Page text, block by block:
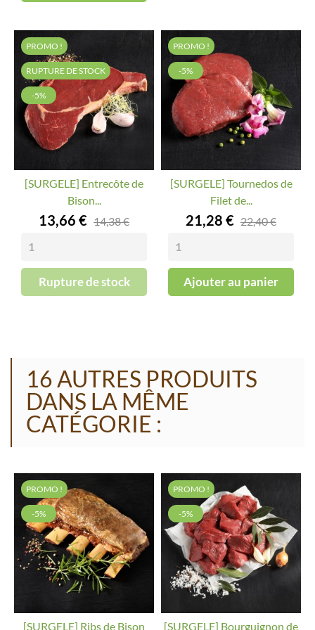
[SURGELE] Entrecôte de
Bison...
Prix
13,66 € 14,38 €
Rupture de stock
PROMO !
RUPTURE DE STOCK
-5%
[SURGELE] Tournedos de
Filet de...
Prix
21,28 € 22,40 €
Ajouter au panier
PROMO !
-5%
16 AUTRES PRODUITS
DANS LA MÊME
CATÉGORIE :
[SURGELE] Ribs de Bison
PROMO !
-5%
[SURGELE] Bourguignon de
PROMO !
-5%